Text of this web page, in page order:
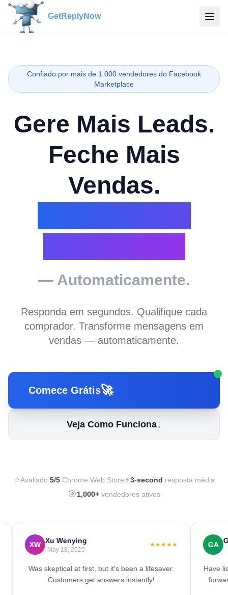
GetReplyNow
Confiado por mais de 1.000 vendedores do Facebook
Marketplace
Gere Mais Leads.
Feche Mais
Vendas.
— Automaticamente.
Responda em segundos. Qualifique cada
comprador. Transforme mensagens em
vendas — automaticamente.
Comece Grátis🚀
Veja Como Funciona↓
⭐Avaliado 5/5 Chrome Web Store⚡3-second resposta média
🎯1,000+ vendedores ativos
Xu Wenying
May 18, 2025
★★★★★
Was skeptical at first, but it's been a lifesaver.
Customers get answers instantly!
Gwen
Have listed
forward in